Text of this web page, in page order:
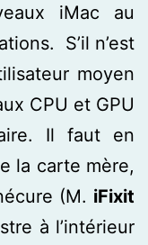
iMac au
S’il n’est
moyen
CPU et GPU
Il faut en
la carte mère,
(M. iFixit
à l’intérieur